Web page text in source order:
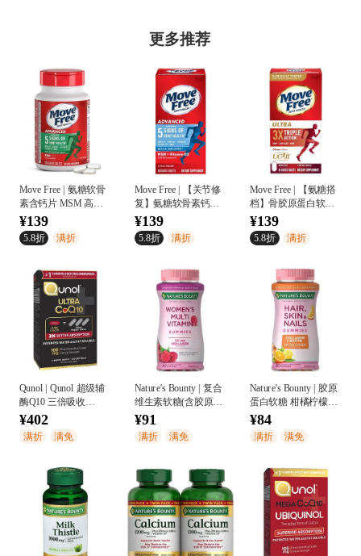
更多推荐
Move Free | 氨糖软骨
素含钙片 MSM 高能
绿标120粒
¥139
5.8折 满折
Move Free | 【关节修
复】氨糖软骨素钙加
维D片 关节受损术后
修复 促进钙吸收 蓝瓶
80粒
¥139
5.8折 满折
Move Free | 【氨糖搭
档】骨胶原蛋白软骨
素 加速修复软骨 额外
添加透明质酸 白瓶30
粒
¥139
5.8折 满折
Qunol | Qunol 超级辅
酶Q10 三倍吸收
100mg 备孕/心脏/抗衰
¥402
满折 满免
Nature's Bounty | 复合
维生素软糖(含胶原蛋
白)50mg 80粒
¥91
满折 满免
Nature's Bounty | 胶原
蛋白软糖 柑橘柠檬味
80粒
¥84
满折 满免